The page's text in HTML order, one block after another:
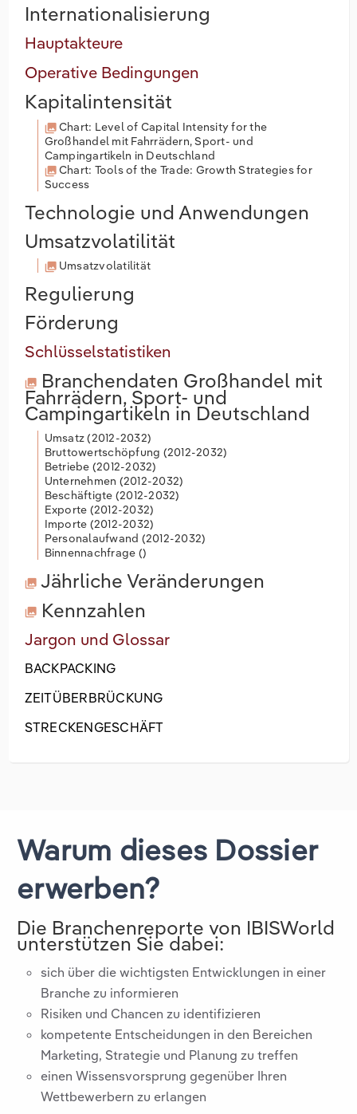
Internationalisierung
Hauptakteure
Operative Bedingungen
Kapitalintensität
Chart: Level of Capital Intensity for the
Großhandel mit Fahrrädern, Sport- und
Campingartikeln in Deutschland
Chart: Tools of the Trade: Growth Strategies for
Success
Technologie und Anwendungen
Umsatzvolatilität
Umsatzvolatilität
Regulierung
Förderung
Schlüsselstatistiken
Branchendaten Großhandel mit
Fahrrädern, Sport- und
Campingartikeln in Deutschland
Umsatz (2012-2032)
Bruttowertschöpfung (2012-2032)
Betriebe (2012-2032)
Unternehmen (2012-2032)
Beschäftigte (2012-2032)
Exporte (2012-2032)
Importe (2012-2032)
Personalaufwand (2012-2032)
Binnennachfrage ()
Jährliche Veränderungen
Kennzahlen
Jargon und Glossar
BACKPACKING
ZEITÜBERBRÜCKUNG
STRECKENGESCHÄFT
Warum dieses Dossier
erwerben?
Die Branchenreporte von IBISWorld
unterstützen Sie dabei:
sich über die wichtigsten Entwicklungen in einer
Branche zu informieren
Risiken und Chancen zu identifizieren
kompetente Entscheidungen in den Bereichen
Marketing, Strategie und Planung zu treffen
einen Wissensvorsprung gegenüber Ihren
Wettbewerbern zu erlangen